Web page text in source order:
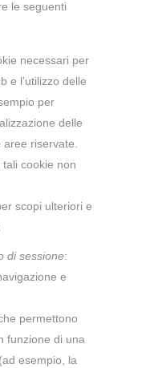
le seguenti
necessari per
e l’utilizzo delle
per
delle
riservate.
cookie non
scopi ulteriori e
di sessione:
e
che permettono
funzione di una
esempio, la